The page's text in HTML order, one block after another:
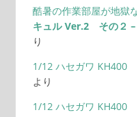
酷暑の作業部屋が地獄な
キュル Ver.2 その２ –
り
1/12 ハセガワ KH400
より
1/12 ハセガワ KH400